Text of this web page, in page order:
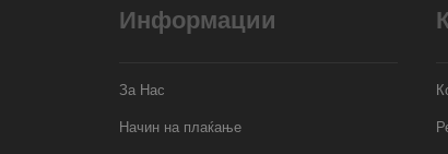
Информации
За Нас
Начин на плаќање